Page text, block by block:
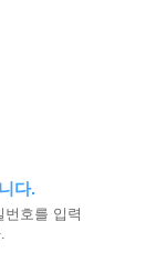
다.
호를 입력